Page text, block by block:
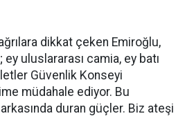
dikkat çeken Emiroğlu,
uluslararası camia, ey batı
Güvenlik Konseyi
müdahale ediyor. Bu
duran güçler. Biz ateşi